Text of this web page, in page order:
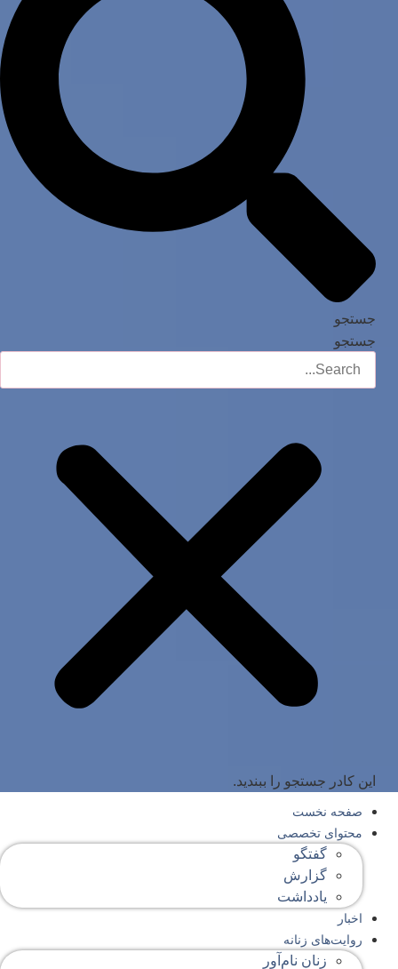
جستجو
جستجو
این کادر جستجو را ببندید.
صفحه‌ نخست
محتوای‌ تخصصی
گفتگو
گزارش
یادداشت
اخبار
روایت‌های زنانه
زنان نام‌آور